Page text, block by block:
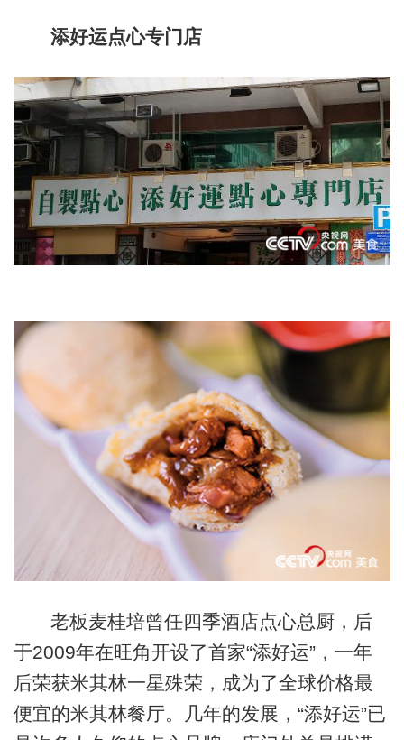
添好运点心专门店
老板麦桂培曾任四季酒店点心总厨，后
于2009年在旺角开设了首家“添好运”，一年
后荣获米其林一星殊荣，成为了全球价格最
便宜的米其林餐厅。几年的发展，“添好运”已